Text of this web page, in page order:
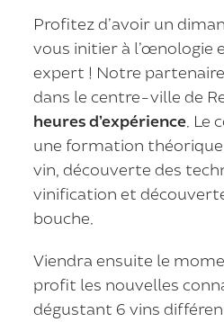
Profitez d’avoir un
vous initier à l’œnologie
expert ! Notre
dans le centre-ville de
heures d’expérience .
une formation
vin, découverte des
vinification et
bouche.
Viendra ensuite le
profit les nouvelles
dégustant 6 vins